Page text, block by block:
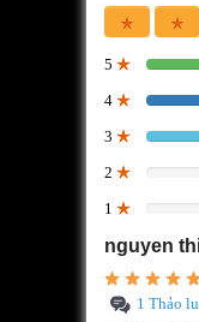
5
4
3
2
1
nguyen
1 Thảo